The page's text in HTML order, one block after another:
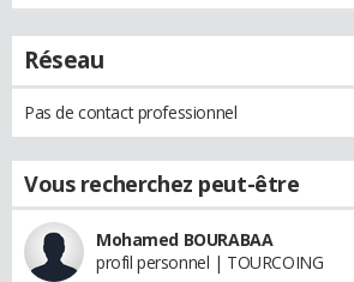
Réseau
Pas de contact professionnel
Vous recherchez peut-être
Mohamed BOURABAA
profil personnel | TOURCOING